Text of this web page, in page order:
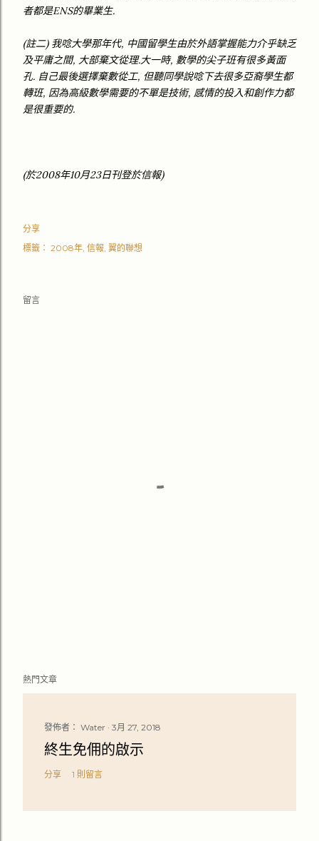
者都是ENS的畢業生.
(註二) 我唸大學那年代, 中國留學生由於外語掌握能力介乎缺乏
及平庸之間, 大部棄文從理.大一時, 數學的尖子班有很多黃面
孔. 自己最後選擇棄數從工, 但聽同學說唸下去很多亞裔學生都
轉班, 因為高級數學需要的不單是技術, 感情的投入和創作力都
是很重要的.
(於2008年10月23日刊登於信報)
分享
標籤： 2008年 信報 翼的聯想
留言
熱門文章
發佈者： Water 3月 27, 2018
終生免佣的啟示
分享 1 則留言